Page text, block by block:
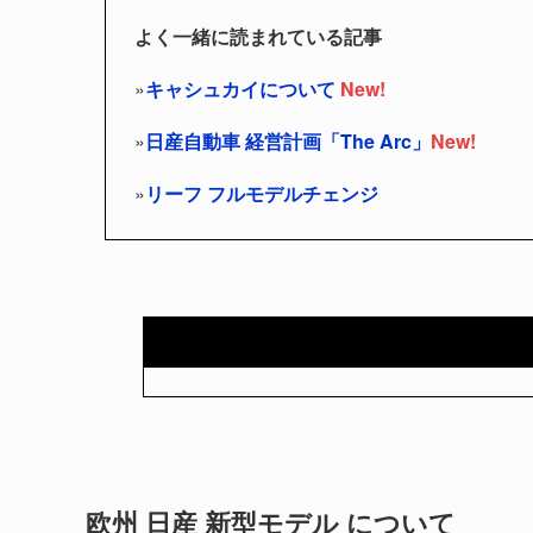
よく一緒に読まれている記事
»キャシュカイについて New!
»日産自動車 経営計画「The Arc」 New!
»リーフ フルモデルチェンジ
欧州 日産 新型モデル について